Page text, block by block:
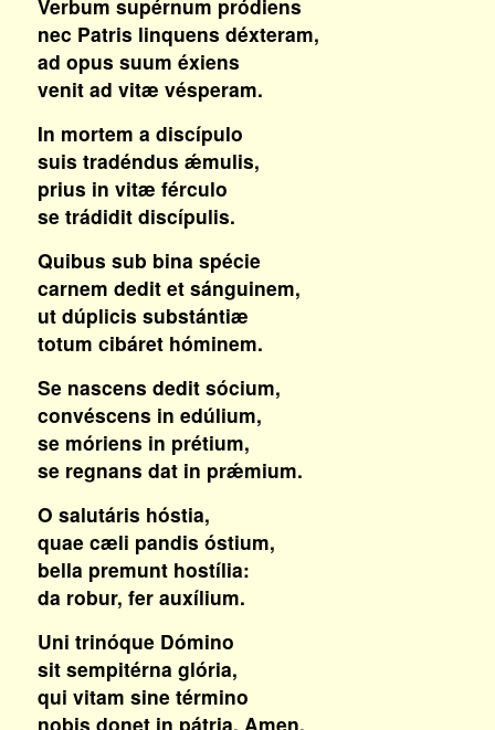
Verbum supérnum pródiens
nec Patris linquens déxteram,
ad opus suum éxiens
venit ad vitæ vésperam.
In mortem a discípulo
suis tradéndus ǽmulis,
prius in vitæ férculo
se trádidit discípulis.
Quibus sub bina spécie
carnem dedit et sánguinem,
ut dúplicis substántiæ
totum cibáret hóminem.
Se nascens dedit sócium,
convéscens in edúlium,
se móriens in prétium,
se regnans dat in prǽmium.
O salutáris hóstia,
quae cæli pandis óstium,
bella premunt hostília:
da robur, fer auxílium.
Uni trinóque Dómino
sit sempitérna glória,
qui vitam sine término
nobis donet in pátria. Amen.